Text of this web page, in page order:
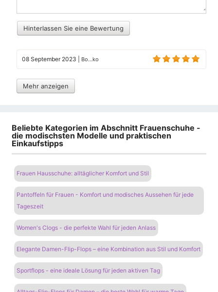
Hinterlassen Sie eine Bewertung
08 September 2023 Bo...ko
Mehr anzeigen
Beliebte Kategorien im Abschnitt Frauenschuhe -
die modischsten Modelle und praktischen
Einkaufstipps
Frauen Hausschuhe: alltäglicher Komfort und Stil
Pantoffeln für Frauen - Komfort und modisches Aussehen für jede
Tageszeit
Women's Clogs - die perfekte Wahl für jeden Anlass
Elegante Damen-Flip-Flops – eine Kombination aus Stil und Komfort
Sportflops - eine ideale Lösung für jeden aktiven Tag